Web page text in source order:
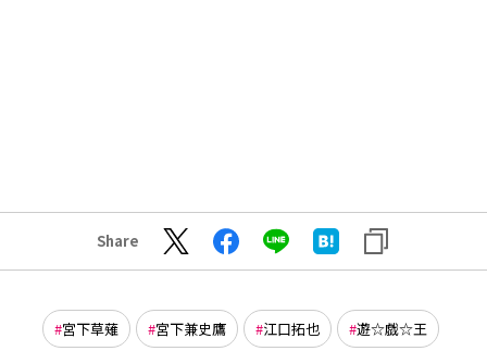
Share
宮下草薙 宮下兼史鷹 江口拓也 遊☆戯☆王